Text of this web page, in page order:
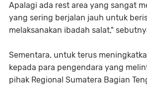
Apalagi ada rest area yang sangat
yang sering berjalan jauh untuk
melaksanakan ibadah salat,"
Sementara, untuk terus
kepada para pengendara yang
pihak Regional Sumatera Bagian